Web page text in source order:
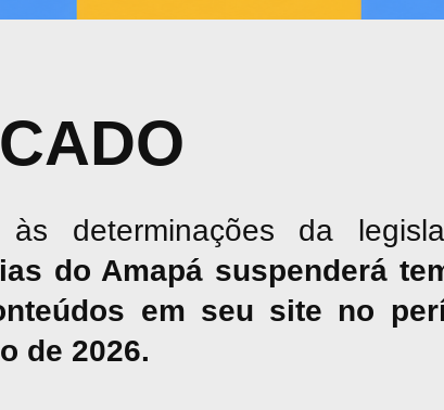
às determinações da
do Amapá suspenderá
em seu site no
de 2026.